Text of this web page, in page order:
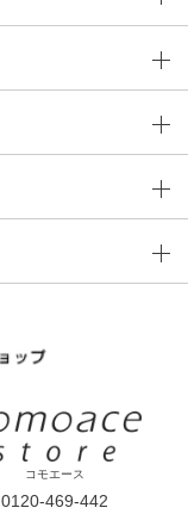
コモエース
0120-469-442